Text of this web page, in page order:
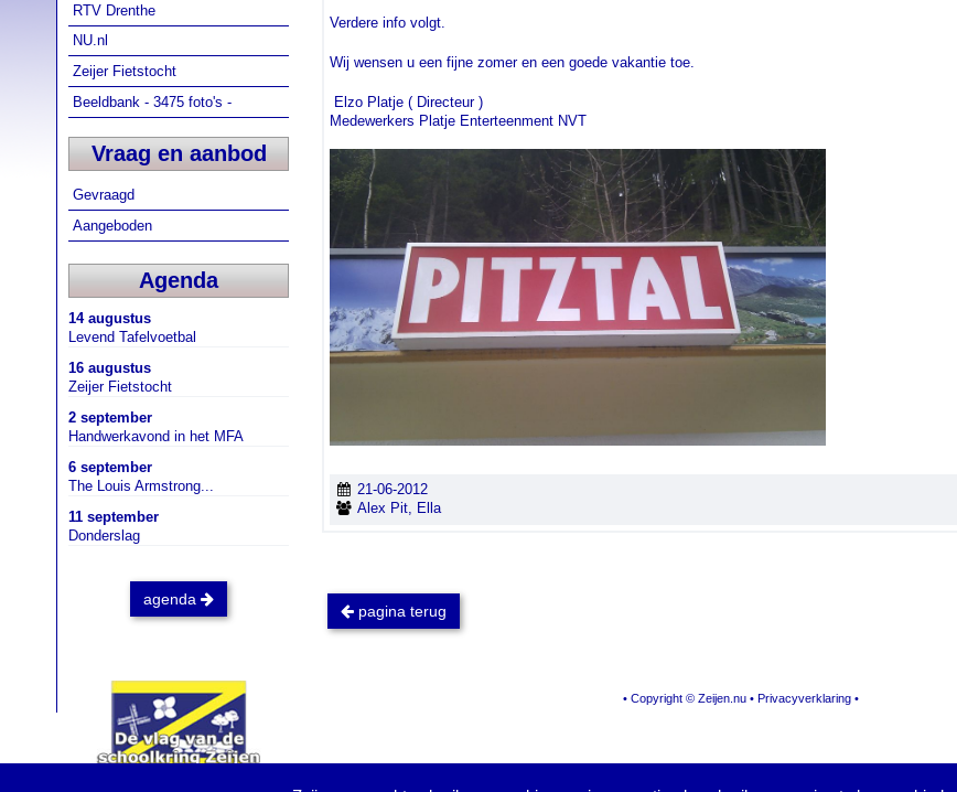
RTV Drenthe
NU.nl
Zeijer Fietstocht
Beeldbank - 3475 foto's -
Vraag en aanbod
Gevraagd
Aangeboden
Agenda
14 augustus
Levend Tafelvoetbal
16 augustus
Zeijer Fietstocht
2 september
Handwerkavond in het MFA
6 september
The Louis Armstrong...
11 september
Donderslag
agenda
Verdere info volgt.
Wij wensen u een fijne zomer en een goede vakantie toe.
Elzo Platje ( Directeur )
Medewerkers Platje Enterteenment NVT
21-06-2012
Alex Pit, Ella
pagina terug
• Copyright © Zeijen.nu • Privacyverklaring •